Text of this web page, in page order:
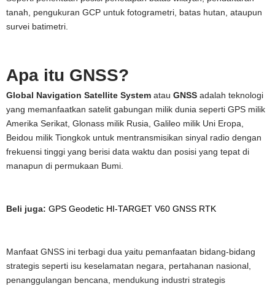
tanah, pengukuran GCP untuk fotogrametri, batas hutan, ataupun
survei batimetri.
Apa itu GNSS?
Global Navigation Satellite System atau GNSS adalah teknologi
yang memanfaatkan satelit gabungan milik dunia seperti GPS milik
Amerika Serikat, Glonass milik Rusia, Galileo milik Uni Eropa,
Beidou milik Tiongkok untuk mentransmisikan sinyal radio dengan
frekuensi tinggi yang berisi data waktu dan posisi yang tepat di
manapun di permukaan Bumi.
Beli juga: GPS Geodetic HI-TARGET V60 GNSS RTK
Manfaat GNSS ini terbagi dua yaitu pemanfaatan bidang-bidang
strategis seperti isu keselamatan negara, pertahanan nasional,
penanggulangan bencana, mendukung industri strategis